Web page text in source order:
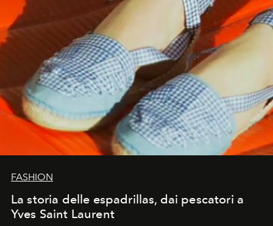
FASHION
La storia delle espadrillas, dai pescatori a
Yves Saint Laurent